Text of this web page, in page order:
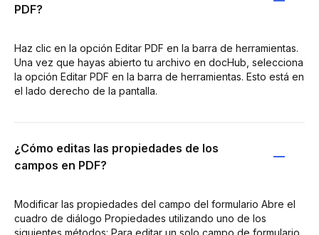
PDF?
Haz clic en la opción Editar PDF en la barra de herramientas.
Una vez que hayas abierto tu archivo en docHub, selecciona
la opción Editar PDF en la barra de herramientas. Esto está en
el lado derecho de la pantalla.
¿Cómo editas las propiedades de los
campos en PDF?
Modificar las propiedades del campo del formulario Abre el
cuadro de diálogo Propiedades utilizando uno de los
siguientes métodos: Para editar un solo campo de formulario,